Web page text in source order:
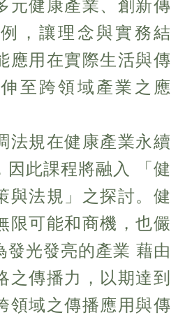
元健康產業、創新傳
，讓理念與實務結
應用在實際生活與傳
至跨領域產業之應
法規在健康產業永續
因此課程將融入 「健
與法規」之探討。健
限可能和商機，也儼
發光發亮的產業 藉由
之傳播力，以期達到
領域之傳播應用與傳